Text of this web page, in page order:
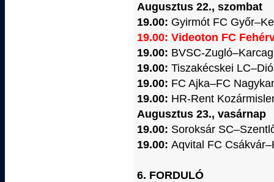
Augusztus 22., szombat
19.00: Gyirmót FC
19.00: Videoton FC
19.00: BVSC-
19.00: Tiszakécskei
19.00: FC Ajka–FC
19.00: HR-Rent
Augusztus 23., vasárnap
19.00: Soroksár
19.00: Aqvital FC
6. FORDULÓ